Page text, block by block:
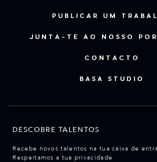
PUBLICAR UM
JUNTA-TE AO NOSSO
CONTACTO
BASA STUDIO
DESCOBRE TALENTOS
Recebe novos talentos na tua caixa de
Respeitamos a tua privacidade